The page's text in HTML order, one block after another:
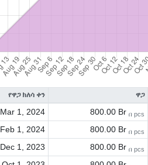
የዋጋ ክለሳ ቀን ዋጋ
Mar 1, 2024 800.00 Brበ pcs
Feb 1, 2024 800.00 Brበ pcs
Dec 1, 2023 800.00 Brበ pcs